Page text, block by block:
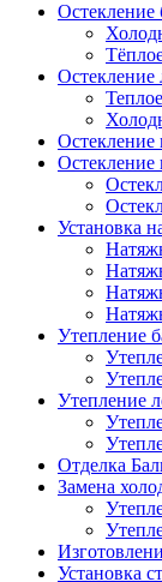
Остекление
Остекление
Остекление
Остекление
Установка
Утепление
Утепление
Отделка
Замена
Установка